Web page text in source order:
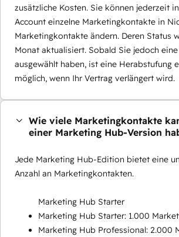
zusätzliche Kosten. Sie können jederzeit
Account einzelne Marketingkontakte in
Marketingkontakte ändern. Deren Status
Monat aktualisiert. Sobald Sie jedoch
ausgewählt haben, ist eine Herabstufung
möglich, wenn Ihr Vertrag verlängert wird.
Wie viele Marketingkontakte
einer Marketing Hub-Version
Jede Marketing Hub-Edition bietet eine
Anzahl an Marketingkontakten.
Marketing Hub Starter
Marketing Hub Starter: 1.000
Marketing Hub Professional: 2.000